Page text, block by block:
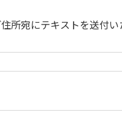
所宛にテキストを送付い